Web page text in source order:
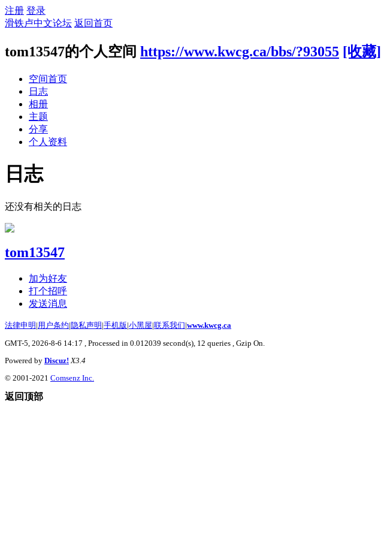
注册 登录
滑铁卢中文论坛 返回首页
tom13547的个人空间 https://www.kwcg.ca/bbs/?93055 [收藏]
空间首页
日志
相册
主题
分享
个人资料
日志
还没有相关的日志
tom13547
加为好友
打个招呼
发送消息
法律申明|用户条约|隐私声明|手机版|小黑屋|联系我们|www.kwcg.ca
GMT-5, 2026-8-6 14:17 , Processed in 0.012039 second(s), 12 queries , Gzip On.
Powered by Discuz! X3.4
© 2001-2021 Comsenz Inc.
返回顶部